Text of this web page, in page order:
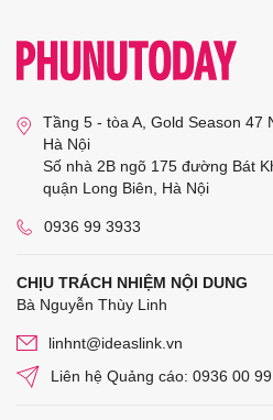
Tầng 5 - tòa A, Gold Season 47
Hà Nội
Số nhà 2B ngõ 175 đường Bát
quận Long Biên, Hà Nội
0936 99 3933
CHỊU TRÁCH NHIỆM NỘI DUNG
Bà Nguyễn Thùy Linh
linhnt@ideaslink.vn
Liên hệ Quảng cáo: 0936 00